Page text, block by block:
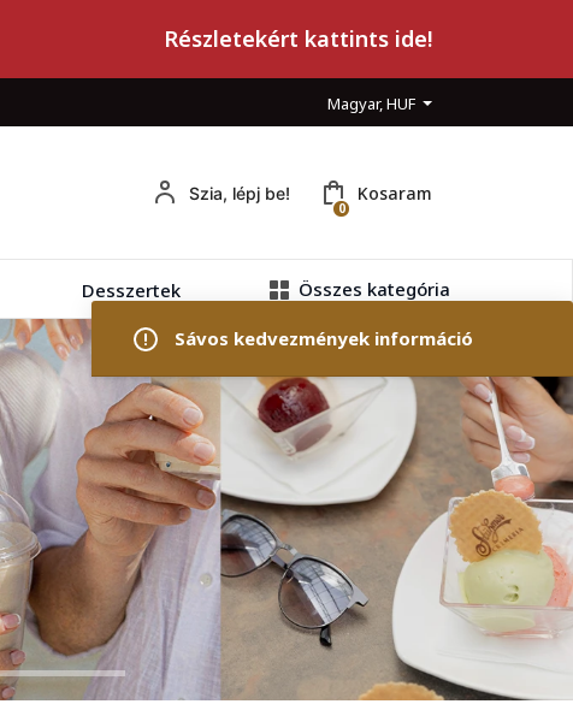
Részletekért kattints ide!
Magyar, HUF
Szia, lépj be!
0
Kosaram
Desszertek Összes kategória
Sávos kedvezmények információ